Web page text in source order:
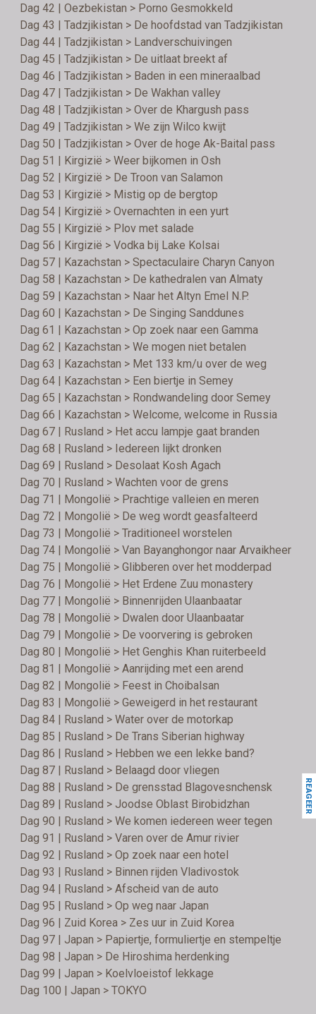
Dag 42 | Oezbekistan > Porno Gesmokkeld
Dag 43 | Tadzjikistan > De hoofdstad van Tadzjikistan
Dag 44 | Tadzjikistan > Landverschuivingen
Dag 45 | Tadzjikistan > De uitlaat breekt af
Dag 46 | Tadzjikistan > Baden in een mineraalbad
Dag 47 | Tadzjikistan > De Wakhan valley
Dag 48 | Tadzjikistan > Over de Khargush pass
Dag 49 | Tadzjikistan > We zijn Wilco kwijt
Dag 50 | Tadzjikistan > Over de hoge Ak-Baital pass
Dag 51 | Kirgizië > Weer bijkomen in Osh
Dag 52 | Kirgizië > De Troon van Salamon
Dag 53 | Kirgizië > Mistig op de bergtop
Dag 54 | Kirgizië > Overnachten in een yurt
Dag 55 | Kirgizië > Plov met salade
Dag 56 | Kirgizië > Vodka bij Lake Kolsai
Dag 57 | Kazachstan > Spectaculaire Charyn Canyon
Dag 58 | Kazachstan > De kathedralen van Almaty
Dag 59 | Kazachstan > Naar het Altyn Emel N.P.
Dag 60 | Kazachstan > De Singing Sanddunes
Dag 61 | Kazachstan > Op zoek naar een Gamma
Dag 62 | Kazachstan > We mogen niet betalen
Dag 63 | Kazachstan > Met 133 km/u over de weg
Dag 64 | Kazachstan > Een biertje in Semey
Dag 65 | Kazachstan > Rondwandeling door Semey
Dag 66 | Kazachstan > Welcome, welcome in Russia
Dag 67 | Rusland > Het accu lampje gaat branden
Dag 68 | Rusland > Iedereen lijkt dronken
Dag 69 | Rusland > Desolaat Kosh Agach
Dag 70 | Rusland > Wachten voor de grens
Dag 71 | Mongolië > Prachtige valleien en meren
Dag 72 | Mongolië > De weg wordt geasfalteerd
Dag 73 | Mongolië > Traditioneel worstelen
Dag 74 | Mongolië > Van Bayanghongor naar Arvaikheer
Dag 75 | Mongolië > Glibberen over het modderpad
Dag 76 | Mongolië > Het Erdene Zuu monastery
Dag 77 | Mongolië > Binnenrijden Ulaanbaatar
Dag 78 | Mongolië > Dwalen door Ulaanbaatar
Dag 79 | Mongolië > De voorvering is gebroken
Dag 80 | Mongolië > Het Genghis Khan ruiterbeeld
Dag 81 | Mongolië > Aanrijding met een arend
Dag 82 | Mongolië > Feest in Choibalsan
Dag 83 | Mongolië > Geweigerd in het restaurant
Dag 84 | Rusland > Water over de motorkap
Dag 85 | Rusland > De Trans Siberian highway
Dag 86 | Rusland > Hebben we een lekke band?
Dag 87 | Rusland > Belaagd door vliegen
Dag 88 | Rusland > De grensstad Blagovesnchensk
Dag 89 | Rusland > Joodse Oblast Birobidzhan
Dag 90 | Rusland > We komen iedereen weer tegen
Dag 91 | Rusland > Varen over de Amur rivier
Dag 92 | Rusland > Op zoek naar een hotel
Dag 93 | Rusland > Binnen rijden Vladivostok
Dag 94 | Rusland > Afscheid van de auto
Dag 95 | Rusland > Op weg naar Japan
Dag 96 | Zuid Korea > Zes uur in Zuid Korea
Dag 97 | Japan > Papiertje, formuliertje en stempeltje
Dag 98 | Japan > De Hiroshima herdenking
Dag 99 | Japan > Koelvloeistof lekkage
Dag 100 | Japan > TOKYO
REAGEER